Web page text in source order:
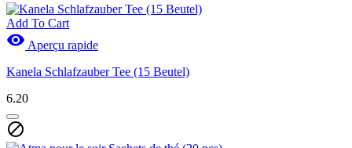
Add To Cart
 Aperçu rapide
Kanela Schlafzauber Tee (15 Beutel)
6.20
